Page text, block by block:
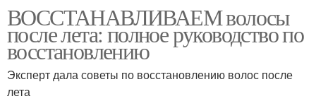
ВОССТАНАВЛИВАЕМ волосы
после лета: полное руководство по
восстановлению
Эксперт дала советы по восстановлению волос после
лета